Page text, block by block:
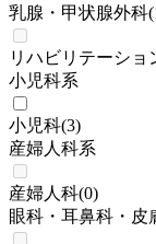
乳腺・甲状腺外科(
リハビリテーショ
小児科系
小児科(3)
産婦人科系
産婦人科(0)
眼科・耳鼻科・皮